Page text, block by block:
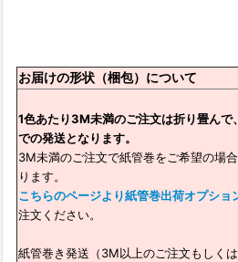
お届けの形状（梱包）について
1色あたり3M未満のご注文は折り畳ん
での発送となります。
3M未満のご注文で紙管巻をご希望の場
ります。
こちらのページより紙管巻出荷オプショ
注文ください。
紙管巻き発送（3M以上のご注文もしく